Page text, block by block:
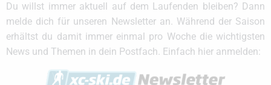
Du willst immer aktuell auf dem Laufenden bleiben? Dann
melde dich für unseren Newsletter an. Während der Saison
erhältst du damit immer einmal pro Woche die wichtigsten
News und Themen in dein Postfach. Einfach hier anmelden: